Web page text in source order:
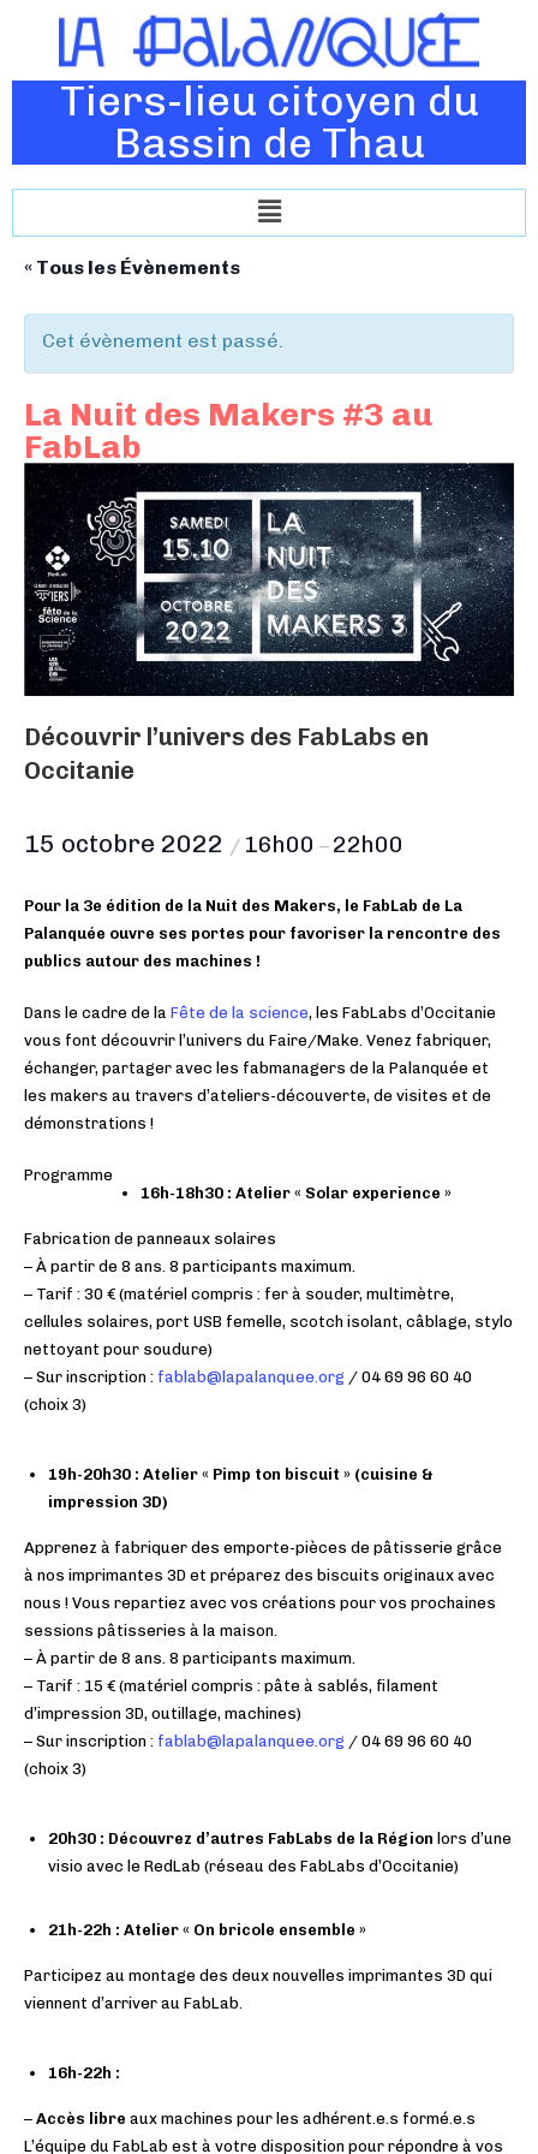
Tiers-lieu citoyen du
Bassin de Thau
« Tous les Évènements
Cet évènement est passé.
La Nuit des Makers #3 au
FabLab
Découvrir l’univers des FabLabs en
Occitanie
15 octobre 2022 / 16h00 – 22h00
Pour la 3e édition de la Nuit des Makers, le FabLab de La
Palanquée ouvre ses portes pour favoriser la rencontre des
publics autour des machines !
Dans le cadre de la Fête de la science, les FabLabs d’Occitanie
vous font découvrir l’univers du Faire/Make. Venez fabriquer,
échanger, partager avec les fabmanagers de la Palanquée et
les makers au travers d’ateliers-découverte, de visites et de
démonstrations !
Programme
16h-18h30 : Atelier « Solar experience »
Fabrication de panneaux solaires
– À partir de 8 ans. 8 participants maximum.
– Tarif : 30 € (matériel compris : fer à souder, multimètre,
cellules solaires, port USB femelle, scotch isolant, câblage, stylo
nettoyant pour soudure)
– Sur inscription : fablab@lapalanquee.org / 04 69 96 60 40
(choix 3)
19h-20h30 : Atelier « Pimp ton biscuit » (cuisine &
impression 3D)
Apprenez à fabriquer des emporte-pièces de pâtisserie grâce
à nos imprimantes 3D et préparez des biscuits originaux avec
nous ! Vous repartiez avec vos créations pour vos prochaines
sessions pâtisseries à la maison.
– À partir de 8 ans. 8 participants maximum.
– Tarif : 15 € (matériel compris : pâte à sablés, filament
d’impression 3D, outillage, machines)
– Sur inscription : fablab@lapalanquee.org / 04 69 96 60 40
(choix 3)
20h30 : Découvrez d’autres FabLabs de la Région lors d’une
visio avec le RedLab (réseau des FabLabs d’Occitanie)
21h-22h : Atelier « On bricole ensemble »
Participez au montage des deux nouvelles imprimantes 3D qui
viennent d’arriver au FabLab.
16h-22h :
– Accès libre aux machines pour les adhérent.e.s formé.e.s
L’équipe du FabLab est à votre disposition pour répondre à vos